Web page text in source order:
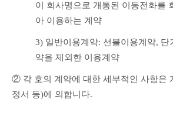
이 회사명으로 개통된 이동전화를
아 이용하는 계약
3) 일반이용계약: 선불이용계약, 단
약을 제외한 이용계약
② 각 호의 계약에 대한 세부적인 사항은
정서 등)에 의합니다.